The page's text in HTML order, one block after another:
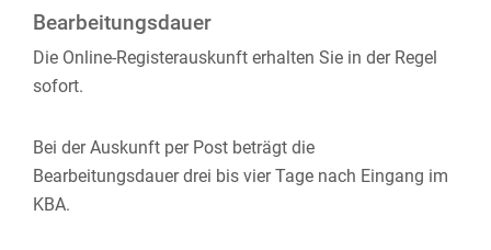
Bearbeitungsdauer
Die Online-Registerauskunft erhalten Sie in der Regel
sofort.
Bei der Auskunft per Post beträgt die
Bearbeitungsdauer drei bis vier Tage nach Eingang im
KBA.